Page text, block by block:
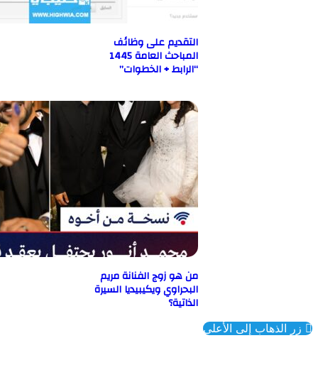
التقديم على وظائف
المباحث العامة 1445
“الرابط + الخطوات”
من هو زوج الفنانة مريم
البحراوي ويكيبيديا السيرة
إلى الأعلى